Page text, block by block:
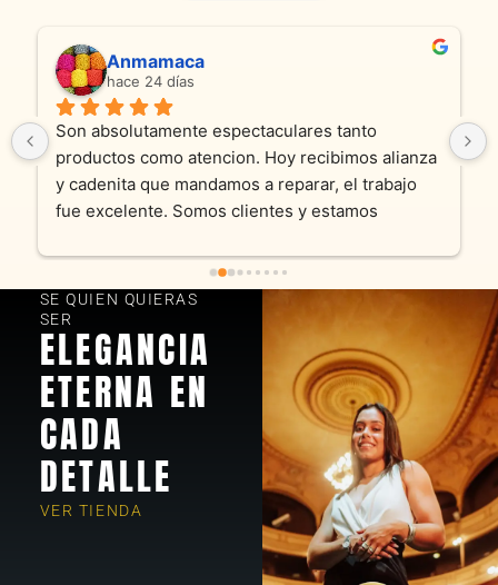
Anmamaca
hace 24 días
Son absolutamente espectaculares tanto
productos como atencion. Hoy recibimos alianza
y cadenita que mandamos a reparar, el trabajo
fue excelente. Somos clientes y estamos
SE QUIEN QUIERAS
SER
ELEGANCIA
ETERNA EN
CADA
DETALLE
VER TIENDA